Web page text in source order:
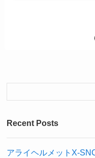
Recent Posts
アライヘルメットX-